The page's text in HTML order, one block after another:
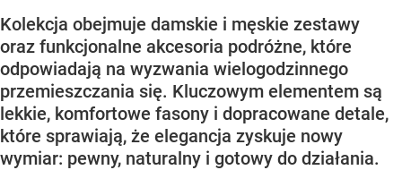
Kolekcja obejmuje damskie i męskie zestawy
oraz funkcjonalne akcesoria podróżne, które
odpowiadają na wyzwania wielogodzinnego
przemieszczania się. Kluczowym elementem są
lekkie, komfortowe fasony i dopracowane detale,
które sprawiają, że elegancja zyskuje nowy
wymiar: pewny, naturalny i gotowy do działania.